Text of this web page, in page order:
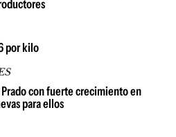
por kilo
con fuerte crecimiento en
para ellos